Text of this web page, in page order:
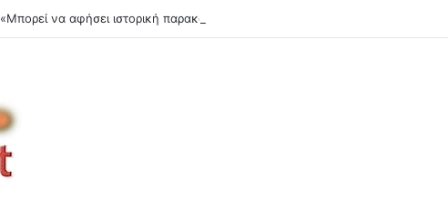
«Μπορεί να αφήσει ιστορική παρακαταθήκη»